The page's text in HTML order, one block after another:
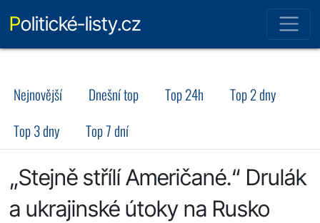
Politické-listy.cz
Nejnovější Dnešní top Top 24h
Top 2 dny
Top 3 dny
Top 7 dní
„Stejně střílí Američané.“ Drulák
a ukrajinské útoky na Rusko